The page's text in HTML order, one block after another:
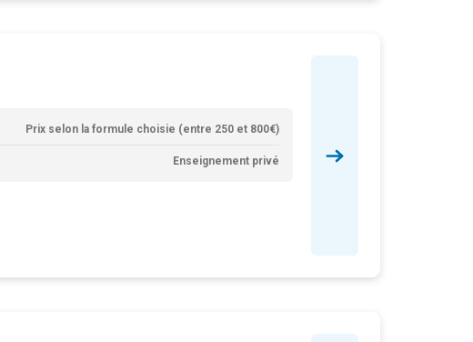
Prix selon la formule choisie (entre 250 et 800€)
Enseignement privé